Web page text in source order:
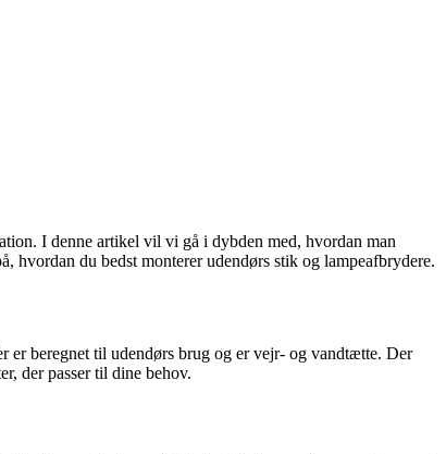
I denne artikel vil vi gå i dybden med, hvordan man
du bedst monterer udendørs stik og lampeafbrydere.
er beregnet til udendørs brug og er vejr- og vandtætte. Der
der passer til dine behov.